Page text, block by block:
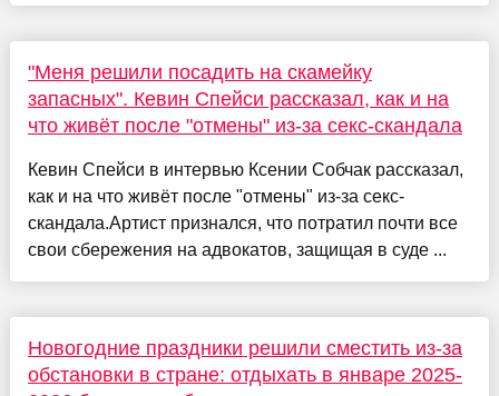
"Меня решили посадить на скамейку
запасных". Кевин Спейси рассказал, как и на
что живёт после "отмены" из-за секс-скандала
Кевин Спейси в интервью Ксении Собчак рассказал,
как и на что живёт после "отмены" из-за секс-
скандала.Артист признался, что потратил почти все
свои сбережения на адвокатов, защищая в суде ...
Новогодние праздники решили сместить из-за
обстановки в стране: отдыхать в январе 2025-